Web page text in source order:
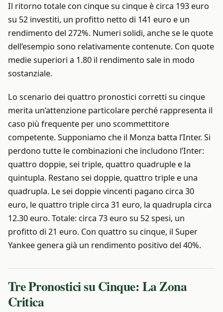
Il ritorno totale con cinque su cinque è circa 193 euro
su 52 investiti, un profitto netto di 141 euro e un
rendimento del 272%. Numeri solidi, anche se le quote
dell’esempio sono relativamente contenute. Con quote
medie superiori a 1.80 il rendimento sale in modo
sostanziale.
Lo scenario dei quattro pronostici corretti su cinque
merita un’attenzione particolare perché rappresenta il
caso più frequente per uno scommettitore
competente. Supponiamo che il Monza batta l’Inter. Si
perdono tutte le combinazioni che includono l’Inter:
quattro doppie, sei triple, quattro quadruple e la
quintupla. Restano sei doppie, quattro triple e una
quadrupla. Le sei doppie vincenti pagano circa 30
euro, le quattro triple circa 31 euro, la quadrupla circa
12.30 euro. Totale: circa 73 euro su 52 spesi, un
profitto di 21 euro. Con quattro su cinque, il Super
Yankee genera già un rendimento positivo del 40%.
Tre Pronostici su Cinque: La Zona
Critica